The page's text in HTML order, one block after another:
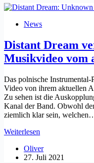
mit
von
Errant“
News
Distant Dream
Musikvideo vom
Das polnische
Video von ihrem aktuellen
Zu sehen ist die
Kanal der Band. Obwohl
ziemlich klar sein,
Weiterlesen
veröffentlichen
neues
Oliver
27. Juli 2021